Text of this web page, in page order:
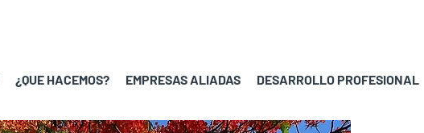
¿QUE HACEMOS? EMPRESAS ALIADAS DESARROLLO PROFESIONAL